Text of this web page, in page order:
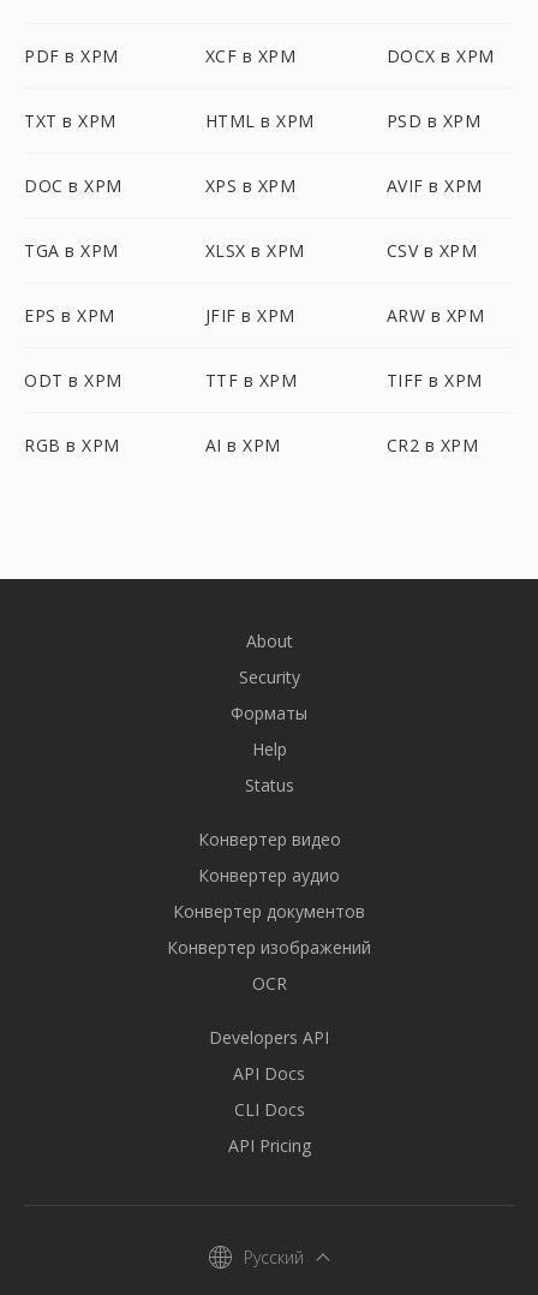
PDF в XPM XCF в XPM DOCX в XPM
TXT в XPM HTML в XPM PSD в XPM
DOC в XPM XPS в XPM AVIF в XPM
TGA в XPM XLSX в XPM CSV в XPM
EPS в XPM JFIF в XPM ARW в XPM
ODT в XPM TTF в XPM TIFF в XPM
RGB в XPM AI в XPM CR2 в XPM
About
Security
Форматы
Help
Status
Конвертер видео
Конвертер аудио
Конвертер документов
Конвертер изображений
OCR
Developers API
API Docs
CLI Docs
API Pricing
Русский